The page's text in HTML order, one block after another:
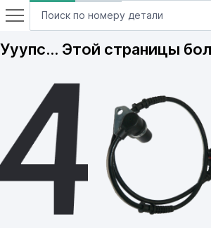
Ууупс… Этой страницы